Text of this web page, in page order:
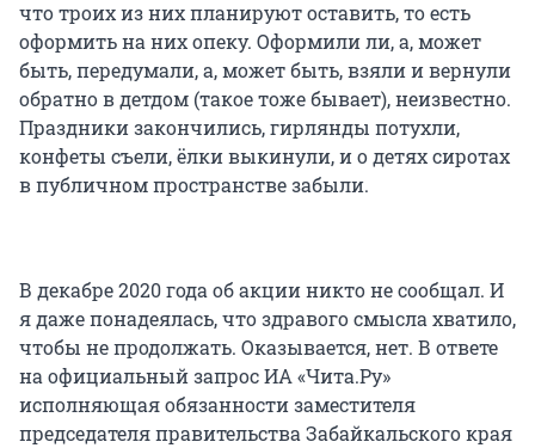
что троих из них планируют оставить, то есть
оформить на них опеку. Оформили ли, а, может
быть, передумали, а, может быть, взяли и вернули
обратно в детдом (такое тоже бывает), неизвестно.
Праздники закончились, гирлянды потухли,
конфеты съели, ёлки выкинули, и о детях сиротах
в публичном пространстве забыли.
В декабре 2020 года об акции никто не сообщал. И
я даже понадеялась, что здравого смысла хватило,
чтобы не продолжать. Оказывается, нет. В ответе
на официальный запрос ИА «Чита.Ру»
исполняющая обязанности заместителя
председателя правительства Забайкальского края